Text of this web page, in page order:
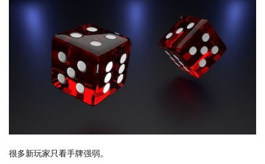
很多新玩家只看手牌强弱。